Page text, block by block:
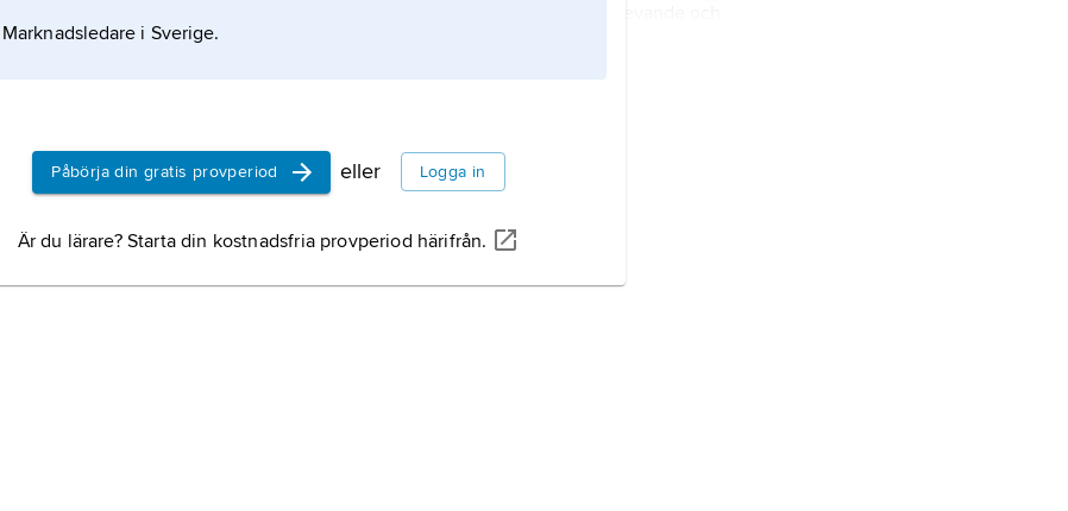
Marknadsledare i Sverige.
Påbörja din gratis provperiod eller Logga in
Är du lärare? Starta din kostnadsfria provperiod härifrån.
gälandande djur i klasserna pirålar,
nejonögon, broskfiskar och